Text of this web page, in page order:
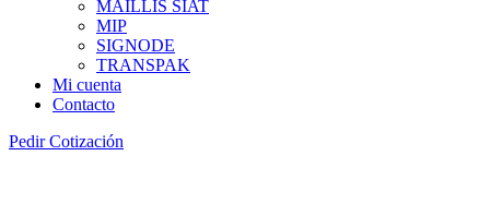
MAILLIS SIAT
MIP
SIGNODE
TRANSPAK
Mi cuenta
Contacto
Pedir Cotización